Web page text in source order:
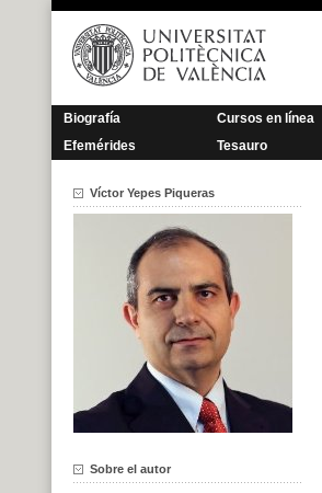
Saltar
contenido
Biografía Cursos en línea
Efemérides
Tesauro
Víctor Yepes Piqueras
Sobre el autor